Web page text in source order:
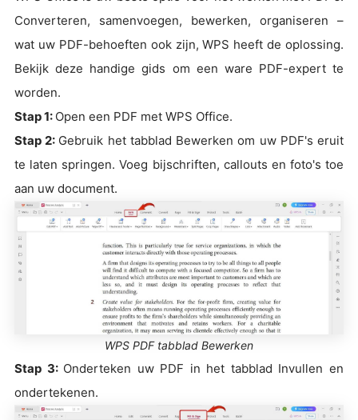
Converteren, samenvoegen, bewerken, organiseren –
wat uw PDF-behoeften ook zijn, WPS heeft de oplossing.
Bekijk deze handige gids om een ware PDF-expert te
worden.
Stap 1: Open een PDF met WPS Office.
Stap 2: Gebruik het tabblad Bewerken om uw PDF's eruit
te laten springen. Voeg bijschriften, callouts en foto's toe
aan uw document.
WPS PDF tabblad Bewerken
Stap 3: Onderteken uw PDF in het tabblad Invullen en
ondertekenen.